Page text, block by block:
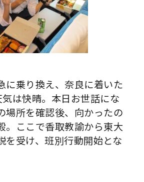
に乗り換え、奈良に着いた
は快晴。本日お世話にな
場所を確認後、向かったの
。ここで香取教諭から東大
を受け、班別行動開始とな